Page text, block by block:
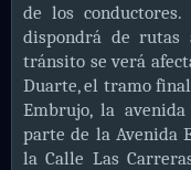
de los
dispondrá de rutas
tránsito se verá
Duarte, el tramo
Embrujo, la
parte de la Avenida
la Calle Las